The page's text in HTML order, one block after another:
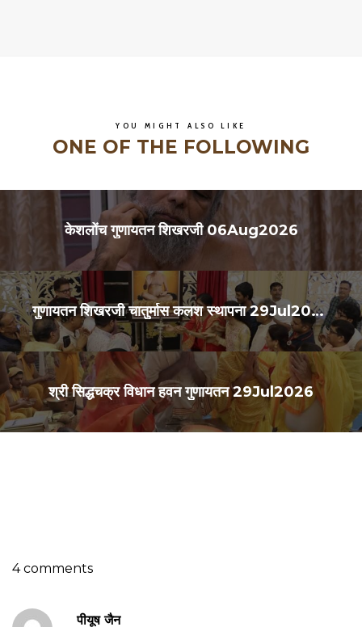
YOU MIGHT ALSO LIKE
ONE OF THE FOLLOWING
केशलोंच गुणायतन शिखरजी 06Aug2026
गुणायतन शिखरजी चातुर्मास कलश स्थापना 29Jul2026
श्री सिद्धचक्र विधान हवन गुणायतन 29Jul2026
4 comments
पीयूष जैन